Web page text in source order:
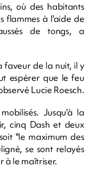
où des habitants
flammes à l'aide de
de tongs, a
faveur de la nuit, il y
espérer que le feu
Lucie Roesch.
Jusqu'à la
cinq Dash et deux
"le maximum des
se sont relayés
à le maîtriser.